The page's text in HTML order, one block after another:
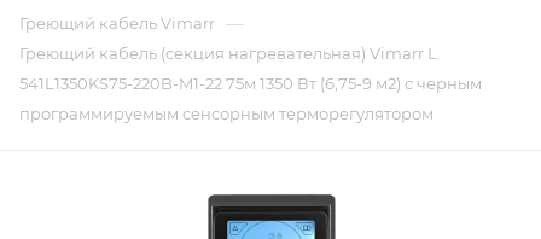
Греющий кабель Vimarr —
Греющий кабель (секция нагревательная) Vimarr L
541L1350KS75-220B-M1-22 75м 1350 Вт (6,75-9 м2) с черным
программируемым сенсорным терморегулятором